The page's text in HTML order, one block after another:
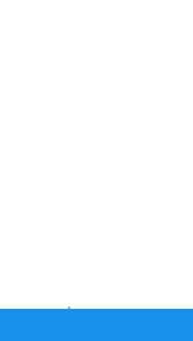
שנמצאים פה ו/או